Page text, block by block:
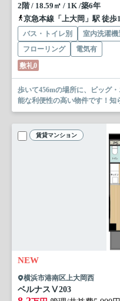
2階 / 18.59㎡ / 1K /築6年
京急本線「上大岡」駅 徒歩
バス・トイレ別 室内洗濯機
フローリング
電気有
敷礼0
歩いて456mの場所に、ビッグ
能な利便性の高い物件です！知
賃貸マンション
NEW
横浜市港南区上大岡西
ベルナスⅤ203